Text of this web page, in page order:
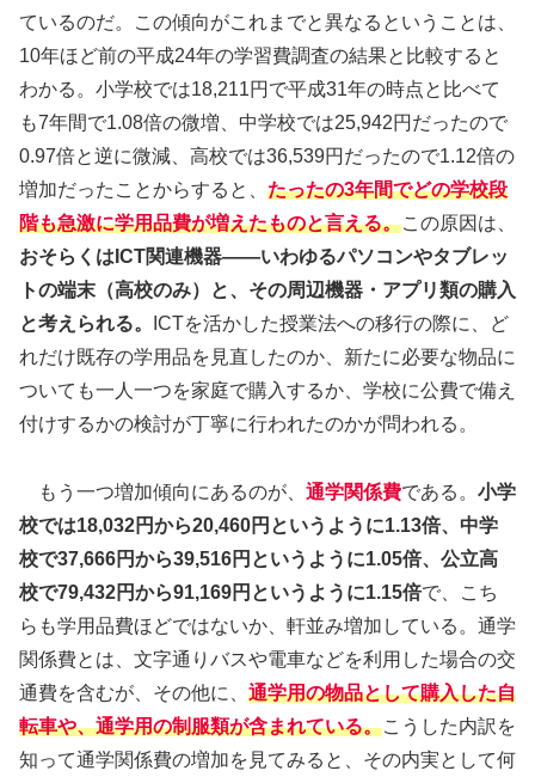
ているのだ。この傾向がこれまでと異なるということは、
10年ほど前の平成24年の学習費調査の結果と比較すると
わかる。小学校では18,211円で平成31年の時点と比べて
も7年間で1.08倍の微増、中学校では25,942円だったので
0.97倍と逆に微減、高校では36,539円だったので1.12倍の
増加だったことからすると、 たったの3年間でどの学校段
階も急激に学用品費が増えたものと言える。この原因は、
おそらくはICT関連機器——いわゆるパソコンやタブレッ
トの端末（高校のみ）と、その周辺機器・アプリ類の購入
と考えられる。
ICTを活かした授業法への移行の際に、ど
れだけ既存の学用品を見直したのか、新たに必要な物品に
ついても一人一つを家庭で購入するか、学校に公費で備え
付けするかの検討が丁寧に行われたのかが問われる。
もう一つ増加傾向にあるのが、 通学関係費である。 小学
校では18,032円から20,460円というように1.13倍、中学
校で37,666円から39,516円というように1.05倍、公立高
校で79,432円から91,169円というように1.15倍で、こち
らも学用品費ほどではないか、軒並み増加している。通学
関係費とは、文字通りバスや電車などを利用した場合の交
通費を含むが、その他に、 通学用の物品として購入した自
転車や、通学用の制服類が含まれている。こうした内訳を
知って通学関係費の増加を見てみると、その内実として何